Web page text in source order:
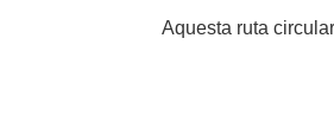
Aquesta ruta